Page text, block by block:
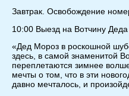
Завтрак. Освобождение
10:00 Выезд на Вотчину
«Дед Мороз в роскошной
здесь, в самой знаменитой
переплетаются зимнее
мечты о том, что в эти
давно мечталось, и